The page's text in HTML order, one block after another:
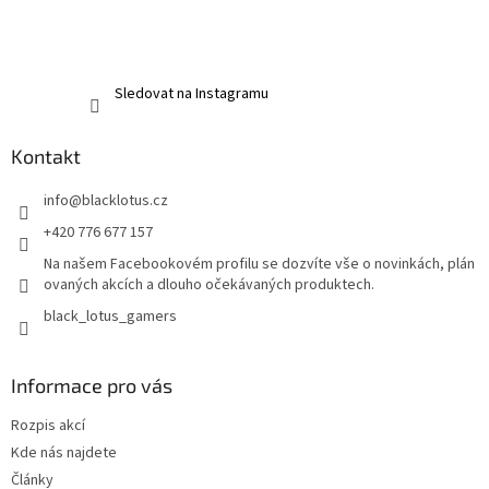
Sledovat na Instagramu
Kontakt
info@blacklotus.cz
+420 776 677 157
Na našem Facebookovém profilu se dozvíte vše o novinkách, plán
ovaných akcích a dlouho očekávaných produktech.
black_lotus_gamers
Informace pro vás
Rozpis akcí
Kde nás najdete
Články